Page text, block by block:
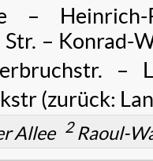
– Heinrich-
– Konrad-
–
(zurück:
Allee 2Raoul-